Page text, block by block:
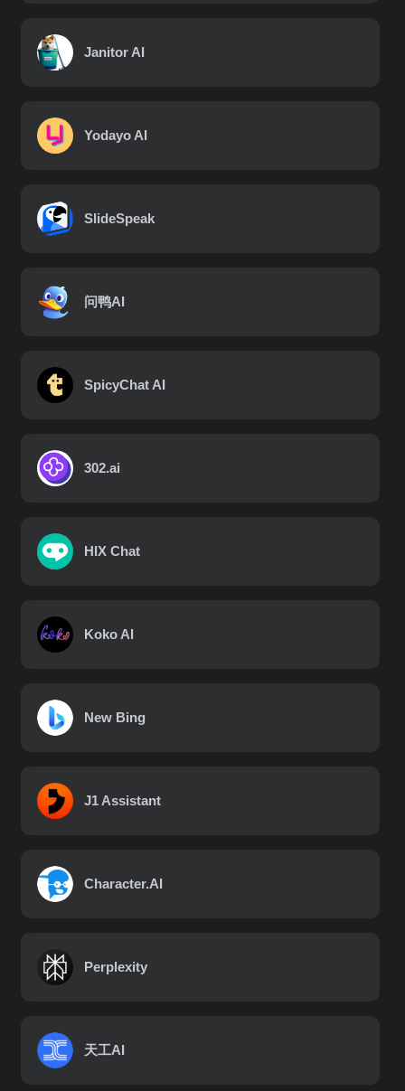
Janitor AI
Yodayo AI
SlideSpeak
问鸭AI
SpicyChat AI
302.ai
HIX Chat
Koko AI
New Bing
J1 Assistant
Character.AI
Perplexity
天工AI